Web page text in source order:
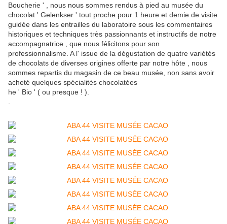
Boucherie ' , nous nous sommes rendus à pied au musée du
chocolat ' Gelenkser ' tout proche pour 1 heure et demie de visite
guidée dans les entrailles du laboratoire sous les commentaires
historiques et techniques très passionnants et instructifs de notre
accompagnatrice , que nous félicitons pour son
professionnalisme. A l' issue de la dégustation de quatre variétés
de chocolats de diverses origines offerte par notre hôte , nous
sommes repartis du magasin de ce beau musée, non sans avoir
acheté quelques spécialités chocolatées
he ' Bio ' ( ou presque ! ).